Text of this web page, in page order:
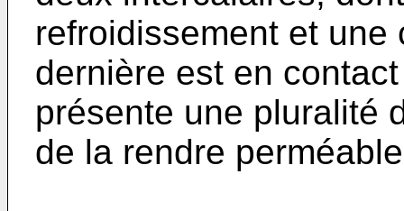
refroidissement et
dernière est en
présente une pluralité
de la rendre